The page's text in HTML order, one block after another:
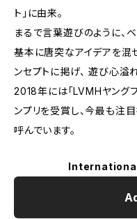
ト」に由来。
まるで言葉遊びのように、
基本に唐突なアイデアを混
ンセプトに掲げ、 遊び心溢
2018年には「LVMHヤング
ンプリを受賞し、今最も注
呼んでいます。